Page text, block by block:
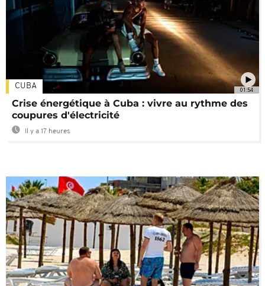
01:54
CUBA
Crise énergétique à Cuba : vivre au rythme des
coupures d'électricité
Il y a 17 heures